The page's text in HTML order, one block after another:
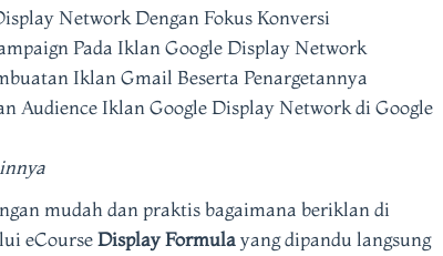
Network Dengan Fokus Konversi
Pada Iklan Google Display Network
Iklan Gmail Beserta Penargetannya
Audience Iklan Google Display Network di Google
mudah dan praktis bagaimana beriklan di
eCourseDisplay Formulayang dipandu langsung